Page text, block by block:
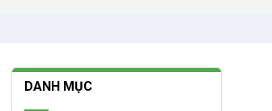
DANH MỤC